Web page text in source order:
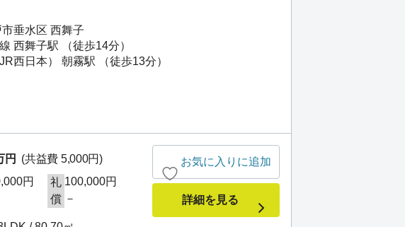
垂水区 西舞子
西舞子駅 （徒歩14分）
西日本） 朝霧駅 （徒歩13分）
円
(共益費 5,000円)
円 礼 100,000円
償 －
お気に入りに追加
詳細を見る